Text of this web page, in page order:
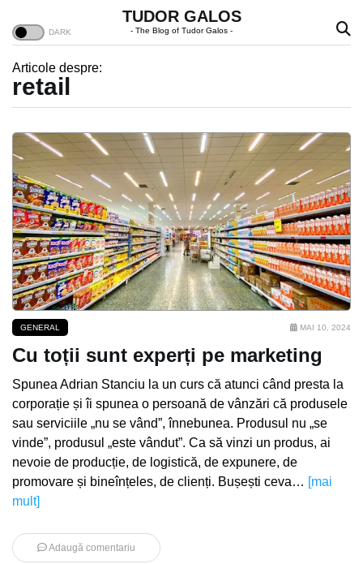
TUDOR GALOS
- The Blog of Tudor Galos -
Articole despre:
retail
GENERAL MAI 10, 2024
Cu toții sunt experți pe marketing
Spunea Adrian Stanciu la un curs că atunci când presta la
corporație și îi spunea o persoană de vânzări că produsele
sau serviciile „nu se vând”, înnebunea. Produsul nu „se
vinde”, produsul „este vândut”. Ca să vinzi un produs, ai
nevoie de producție, de logistică, de expunere, de
promovare și bineînțeles, de clienți. Bușești ceva… [mai
mult]
Adaugă comentariu